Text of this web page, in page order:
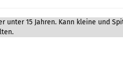
unter 15 Jahren. Kann kleine und